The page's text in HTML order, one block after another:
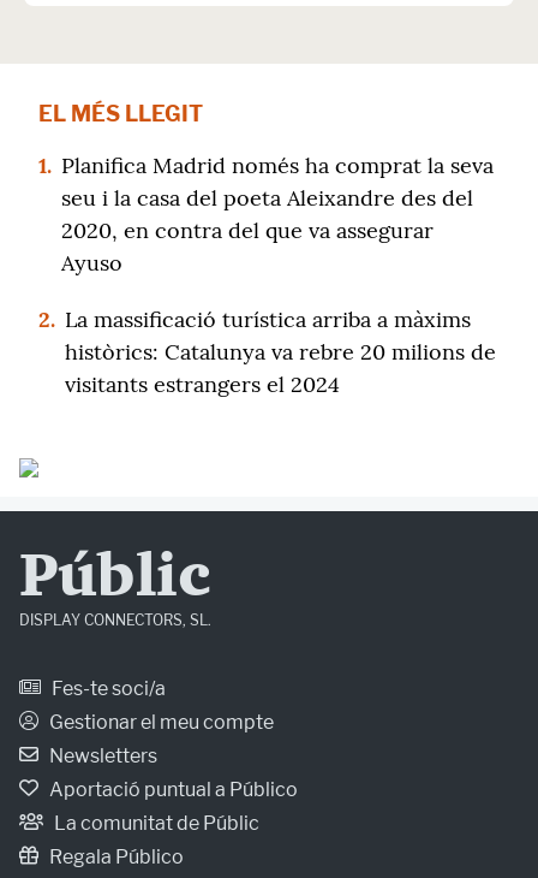
EL MÉS LLEGIT
1. Planifica Madrid només ha comprat la seva
seu i la casa del poeta Aleixandre des del
2020, en contra del que va assegurar
Ayuso
2. La massificació turística arriba a màxims
històrics: Catalunya va rebre 20 milions de
visitants estrangers el 2024
Públic
DISPLAY CONNECTORS, SL.
Fes-te soci/a
Gestionar el meu compte
Newsletters
Aportació puntual a Público
La comunitat de Públic
Regala Público